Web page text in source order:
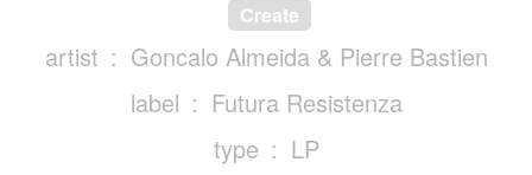
Create
artist
Goncalo Almeida & Pierre Bastien
label
Futura Resistenza
type
LP